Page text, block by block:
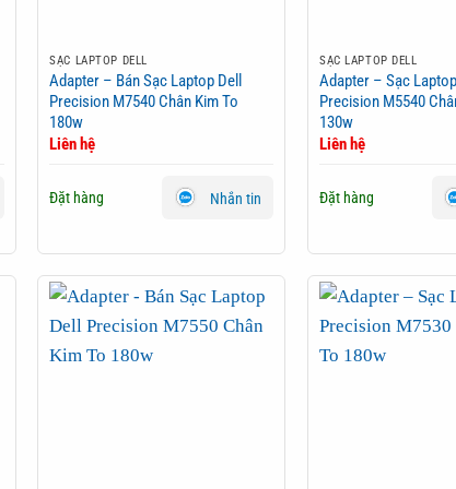
SẠC LAPTOP DELL
Adapter – Bán Sạc Laptop Dell
Precision M7540 Chân Kim To
180w
Liên hệ
Đặt hàng Nhắn tin
SẠC LAPTOP DELL
Adapter – Sạc Laptop
Precision M5540
130w
Liên hệ
Đặt hàng